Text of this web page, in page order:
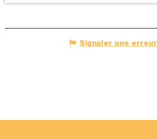
Signaler une erreur